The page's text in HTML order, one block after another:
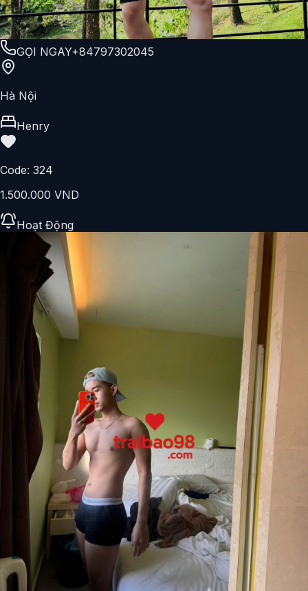
GỌI NGAY+84797302045
Hà Nội
Henry
Code: 324
1.500.000 VND
Hoạt Động